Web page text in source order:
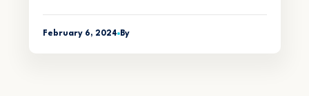
February 6, 2024 By